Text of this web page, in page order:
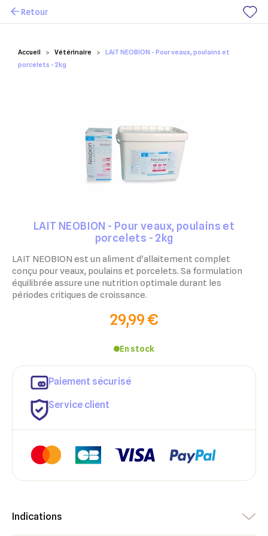
Mes favoris
Accueil Vétérinaire
LAIT NEOBION - Pour veaux, poulains et
porcelets - 2kg
Retour
LAIT NEOBION - Pour veaux, poulains et
porcelets - 2kg
LAIT NEOBION est un aliment d'allaitement complet
conçu pour veaux, poulains et porcelets. Sa formulation
équilibrée assure une nutrition optimale durant les
périodes critiques de croissance.
29,99 €
En stock
Paiement sécurisé
Service client
Indications
Créer une liste d'envies ×
Connexion ×